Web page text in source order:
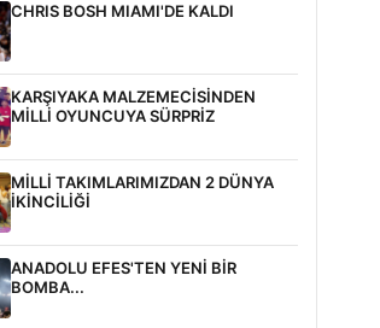
CHRIS BOSH MIAMI'DE KALDI
KARŞIYAKA MALZEMECİSİNDEN
MİLLİ OYUNCUYA SÜRPRİZ
MİLLİ TAKIMLARIMIZDAN 2 DÜNYA
İKİNCİLİĞİ
ANADOLU EFES'TEN YENİ BİR
BOMBA...